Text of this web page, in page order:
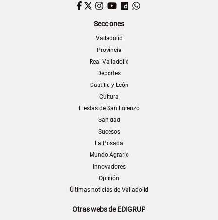
Facebook
TwitterInstagram
YouTubeDailymotion
Secciones
Valladolid
Provincia
Real Valladolid
Deportes
Castilla y León
Cultura
Fiestas de San Lorenzo
Sanidad
Sucesos
La Posada
Mundo Agrario
Innovadores
Opinión
Últimas noticias de Valladolid
Otras webs de EDIGRUP